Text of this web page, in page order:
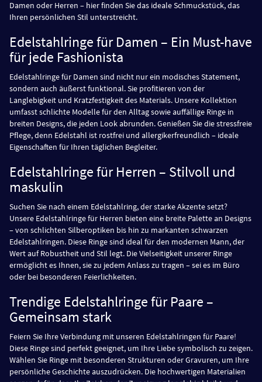
Damen oder Herren – hier finden Sie das ideale Schmuckstück, das
Ihren persönlichen Stil unterstreicht.
Edelstahlringe für Damen – Ein Must-have
für jede Fashionista
Edelstahlringe für Damen sind nicht nur ein modisches Statement,
sondern auch äußerst funktional. Sie profitieren von der
Langlebigkeit und Kratzfestigkeit des Materials. Unsere Kollektion
umfasst schlichte Modelle für den Alltag sowie auffällige Ringe in
breiten Designs, die jeden Look abrunden. Genießen Sie die stressfreie
Pflege, denn Edelstahl ist rostfrei und allergikerfreundlich – ideale
Eigenschaften für Ihren täglichen Begleiter.
Edelstahlringe für Herren – Stilvoll und
maskulin
Suchen Sie nach einem Edelstahlring, der starke Akzente setzt?
Unsere Edelstahlringe für Herren bieten eine breite Palette an Designs
– von schlichten Silberoptiken bis hin zu markanten schwarzen
Edelstahlringen. Diese Ringe sind ideal für den modernen Mann, der
Wert auf Robustheit und Stil legt. Die Vielseitigkeit unserer Ringe
ermöglicht es Ihnen, sie zu jedem Anlass zu tragen – sei es im Büro
oder bei besonderen Feierlichkeiten.
Trendige Edelstahlringe für Paare –
Gemeinsam stark
Feiern Sie Ihre Verbindung mit unseren Edelstahlringen für Paare!
Diese Ringe sind perfekt geeignet, um Ihre Liebe symbolisch zu zeigen.
Wählen Sie Ringe mit besonderen Strukturen oder Gravuren, um Ihre
persönliche Geschichte auszudrücken. Die hochwertigen Materialien